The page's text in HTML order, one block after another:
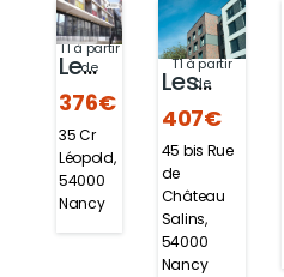
Le
Gec
376€
T1 à partir
de
35 Cr
Léopold,
54000
Nancy
Les
Grands
Moulins
Bât B
407€
T1 à partir
de
45 bis Rue
de
Château
Salins,
54000
Nancy